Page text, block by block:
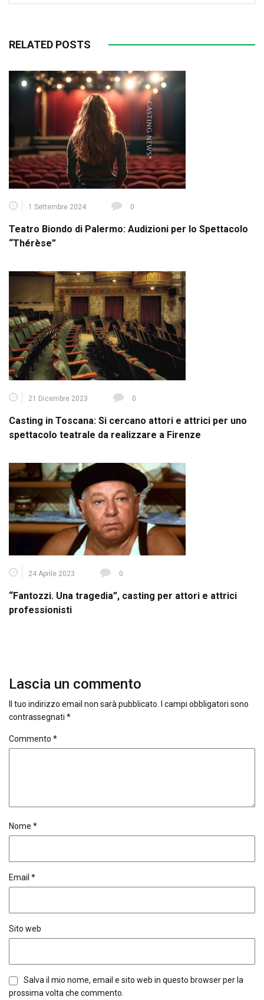
RELATED POSTS
1 Settembre 2024 0
Teatro Biondo di Palermo: Audizioni per lo Spettacolo
“Thérèse”
21 Dicembre 2023 0
Casting in Toscana: Si cercano attori e attrici per uno
spettacolo teatrale da realizzare a Firenze
24 Aprile 2023 0
“Fantozzi. Una tragedia”, casting per attori e attrici
professionisti
Lascia un commento
Il tuo indirizzo email non sarà pubblicato.
I campi obbligatori sono
contrassegnati *
Commento *
Nome *
Email *
Sito web
Salva il mio nome, email e sito web in questo browser per la
prossima volta che commento.